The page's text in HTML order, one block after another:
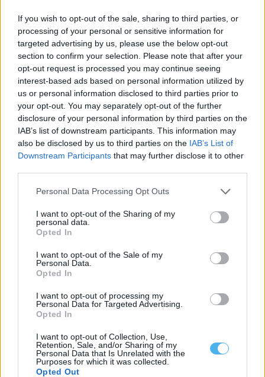
If you wish to opt-out of the sale, sharing to third parties, or
processing of your personal or sensitive information for
targeted advertising by us, please use the below opt-out
section to confirm your selection. Please note that after your
opt-out request is processed you may continue seeing
interest-based ads based on personal information utilized by
us or personal information disclosed to third parties prior to
your opt-out. You may separately opt-out of the further
disclosure of your personal information by third parties on the
IAB’s list of downstream participants. This information may
also be disclosed by us to third parties on the IAB’s List of
Downstream Participants that may further disclose it to other
Personal Data Processing Opt Outs
I want to opt-out of the Sharing of my
personal data.
Opted In
I want to opt-out of the Sale of my
Personal Data.
Opted In
I want to opt-out of processing my
Personal Data for Targeted Advertising.
Opted In
I want to opt-out of Collection, Use,
Retention, Sale, and/or Sharing of my
Personal Data that Is Unrelated with the
Purposes for which it was collected.
Opted Out
Portalegre foi o distrito do Alentejo com maior percentagem de
6 Agosto, 2026 - 09:58